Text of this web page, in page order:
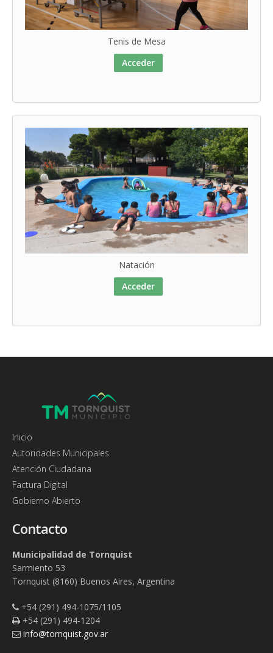
Tenis de Mesa
Acceder
Natación
Acceder
Inicio
Autoridades Municipales
Atención Ciudadana
Factura Digital
Gobierno Abierto
Contacto
Municipalidad de Tornquist
Sarmiento 53
Tornquist (8160) Buenos Aires, Argentina
+54 (291) 494-1075/1105
+54 (291) 494-1204
info@tornquist.gov.ar